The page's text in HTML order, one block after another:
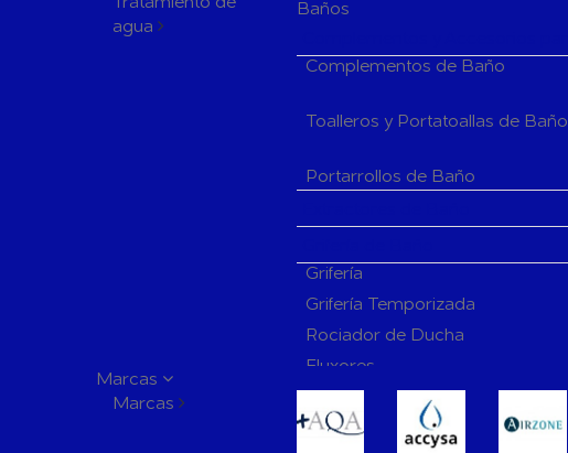
agua
Baños
Complementos de Baño
Toalleros y Portatoallas de Baño
Portarrollos de Baño
Grifería
Grifería Temporizada
Rociador de Ducha
Fluxores
Mamparas de Baño
Muebles de Baño
Marcas
Marcas